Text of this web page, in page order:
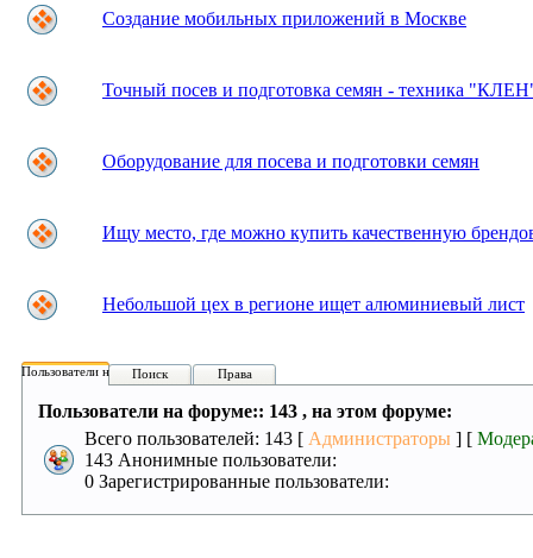
Создание мобильных приложений в Москве
Точный посев и подготовка семян - техника
Оборудование для посева и подготовки семян
Ищу место, где можно купить качественную
Небольшой цех в регионе ищет алюминиевый лист
Пользователи на форуме:
Поиск Права
Пользователи на форуме:: 143 , на этом форуме:
Всего пользователей: 143 [ Администраторы ] [
143 Анонимные пользователи:
0 Зарегистрированные пользователи: